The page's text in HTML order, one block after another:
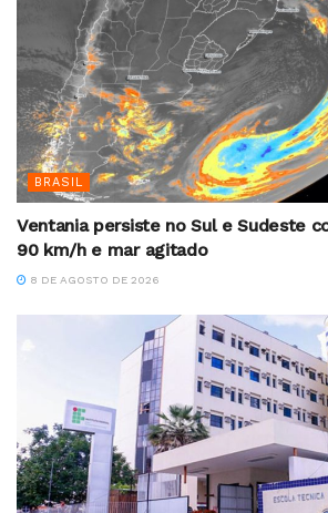
BRASIL
Ventania persiste no Sul e Sudeste
90 km/h e mar agitado
8 DE AGOSTO DE 2026